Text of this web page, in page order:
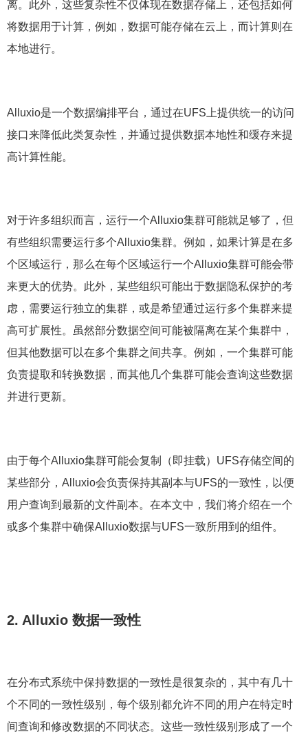
离。此外，这些复杂性不仅体现在数据存储上，还包括如何
将数据用于计算，例如，数据可能存储在云上，而计算则在
本地进行。
Alluxio是一个数据编排平台，通过在UFS上提供统一的访问
接口来降低此类复杂性，并通过提供数据本地性和缓存来提
高计算性能。
对于许多组织而言，运行一个Alluxio集群可能就足够了，但
有些组织需要运行多个Alluxio集群。例如，如果计算是在多
个区域运行，那么在每个区域运行一个Alluxio集群可能会带
来更大的优势。此外，某些组织可能出于数据隐私保护的考
虑，需要运行独立的集群，或是希望通过运行多个集群来提
高可扩展性。虽然部分数据空间可能被隔离在某个集群中，
但其他数据可以在多个集群之间共享。例如，一个集群可能
负责提取和转换数据，而其他几个集群可能会查询这些数据
并进行更新。
由于每个Alluxio集群可能会复制（即挂载）UFS存储空间的
某些部分，Alluxio会负责保持其副本与UFS的一致性，以便
用户查询到最新的文件副本。在本文中，我们将介绍在一个
或多个集群中确保Alluxio数据与UFS一致所用到的组件。
2. Alluxio 数据一致性
在分布式系统中保持数据的一致性是很复杂的，其中有几十
个不同的一致性级别，每个级别都允许不同的用户在特定时
间查询和修改数据的不同状态。这些一致性级别形成了一个